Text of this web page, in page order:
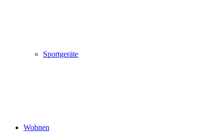
Sportgeräte
Wohnen